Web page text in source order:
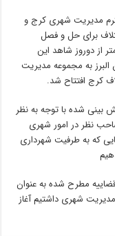
مدیریت شهری کرج و
برای حل و فصل
از دوروز شاهد این
به مجموعه مدیریت
کرج افتتاح شد.
بینی شده با توجه به نظر
نظر در امور شهری
که به طرفیت شهرداری
مطرح شده به عنوان
شهری داشتیم آغاز